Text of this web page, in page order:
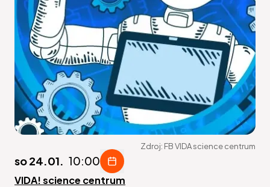
Zdroj: FB VIDA science centrum
so 24.01. 10:00
VIDA! science centrum